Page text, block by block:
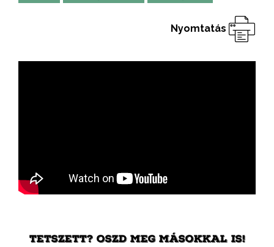
Nyomtatás
TETSZETT? OSZD MEG MÁSOKKAL IS!